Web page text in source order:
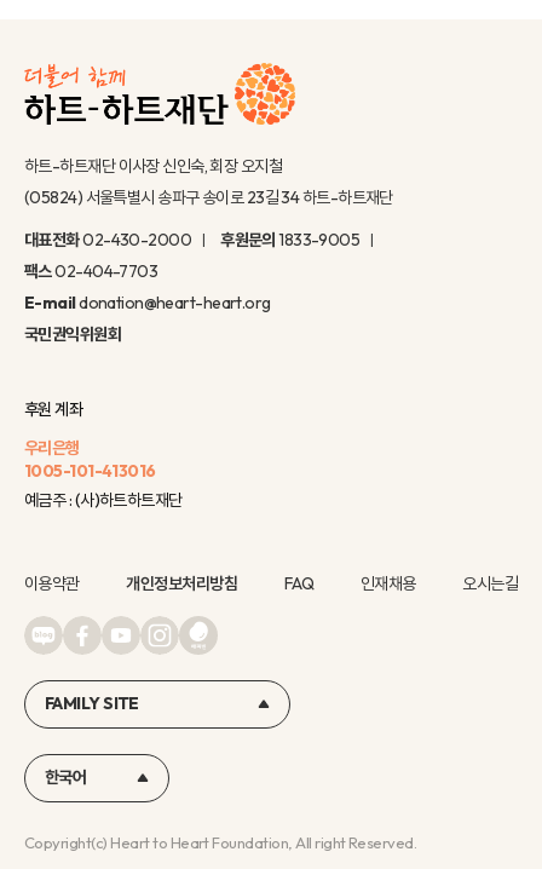
하트-하트재단 이사장 신인숙, 회장 오지철
(05824) 서울특별시 송파구 송이로 23길 34 하트-하트재단
대표전화02-430-2000 후원문의1833-9005
팩스02-404-7703
E-maildonation@heart-heart.org
국민권익위원회
후원 계좌
우리은행
1005-101-413016
예금주 : (사)하트하트재단
Copyright(c) Heart to Heart Foundation, All right Reserved.
이용약관 개인정보처리방침 FAQ 인재채용 오시는길
FAMILY SITE
한국어